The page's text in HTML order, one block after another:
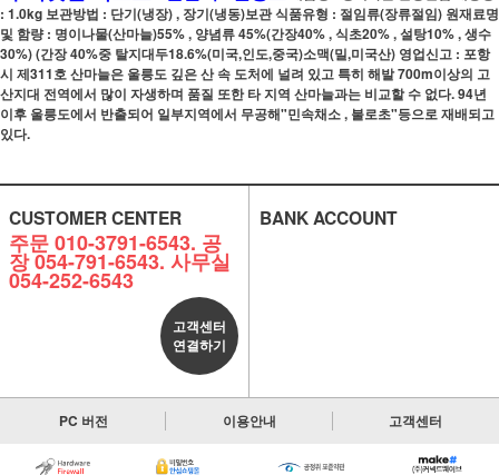
: 1.0kg 보관방법 : 단기(냉장) , 장기(냉동)보관 식품유형 : 절임류(장류절임) 원재료명
및 함량 : 명이나물(산마늘)55% , 양념류 45%(간장40% , 식초20% , 설탕10% , 생수
30%) (간장 40%중 탈지대두18.6%(미국,인도,중국)소맥(밀,미국산) 영업신고 : 포항
시 제311호 산마늘은 울릉도 깊은 산 속 도처에 널려 있고 특히 해발 700m이상의 고
산지대 전역에서 많이 자생하며 품질 또한 타 지역 산마늘과는 비교할 수 없다. 94년
이후 울릉도에서 반출되어 일부지역에서 무공해"민속채소 , 불로초"등으로 재배되고
있다.
CUSTOMER CENTER
주문 010-3791-6543. 공
장 054-791-6543. 사무실
054-252-6543
고객센터
연결하기
BANK ACCOUNT
PC 버전 이용안내 고객센터